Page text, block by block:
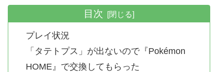
目次
プレイ状況
「タテトプス」が出ないので『Pokémon
HOME』で交換してもらった